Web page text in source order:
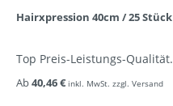
Hairxpression 40cm / 25 Stück
Top Preis-Leistungs-Qualität.
Ab40,46 € inkl. MwSt. zzgl. Versand